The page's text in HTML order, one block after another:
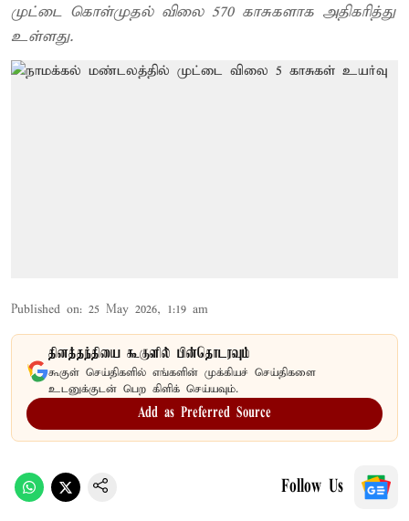
முட்டை கொள்முதல் விலை 570 காசுகளாக அதிகரித்து
உள்ளது.
Published on: 25 May 2026, 1:19 am
தினத்தந்தியை கூகுளில் பின்தொடரவும்
கூகுள் செய்திகளில் எங்களின் முக்கியச் செய்திகளை
உடனுக்குடன் பெற கிளிக் செய்யவும்.
Add as Preferred Source
Follow Us